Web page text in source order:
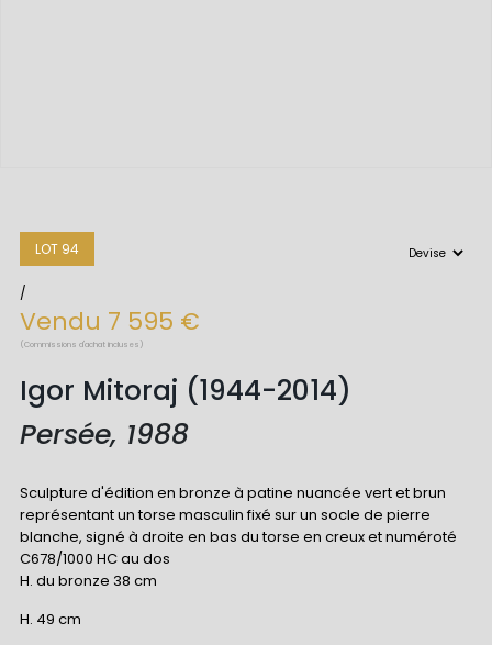
LOT 94
/
Vendu 7 595 €
(Commissions d'achat incluses)
Igor Mitoraj (1944-2014)
Persée, 1988
Sculpture d'édition en bronze à patine nuancée vert et brun
représentant un torse masculin fixé sur un socle de pierre
blanche, signé à droite en bas du torse en creux et numéroté
C678/1000 HC au dos
H. du bronze 38 cm
H. 49 cm